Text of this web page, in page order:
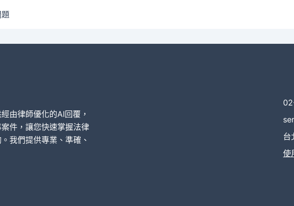
由律師優化的AI回覆，
件，讓您快速掌握法律
我們提供專業、準確、
台
使